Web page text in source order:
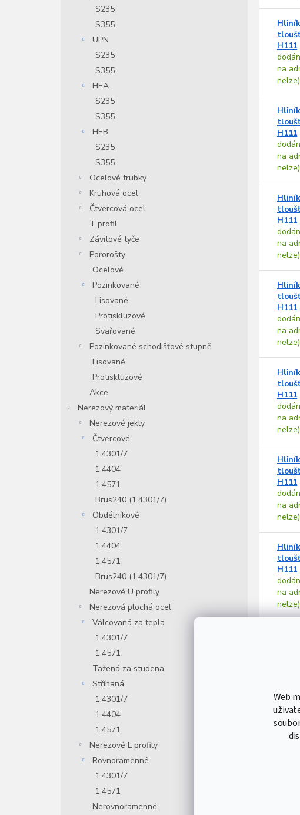
Web
S235
S355
UPN
S235
S355
HEA
S235
S355
HEB
S235
S355
Ocelové trubky
Kruhová ocel
Čtvercová ocel
T profil
Závitové tyče
Pororošty
Ocelové
Pozinkované
Lisované
Protiskluzové
Svařované
Pozinkované schodišťové stupně
Lisované
Protiskluzové
Akce
Nerezový materiál
Nerezové jekly
Čtvercové
1.4301/7
1.4404
1.4571
Brus240 (1.4301/7)
Obdélníkové
1.4301/7
1.4404
1.4571
Brus240 (1.4301/7)
Nerezové U profily
Nerezová plochá ocel
Válcovaná za tepla
1.4301/7
1.4571
Tažená za studena
Stříhaná
1.4301/7
1.4404
1.4571
Nerezové L profily
Rovnoramenné
1.4301/7
1.4571
Nerovnoramenné
H111
na
nelze)
H111
na
nelze)
H111
na
nelze)
H111
na
nelze)
H111
na
nelze)
H111
na
nelze)
H111
na
nelze)
na
nelze)